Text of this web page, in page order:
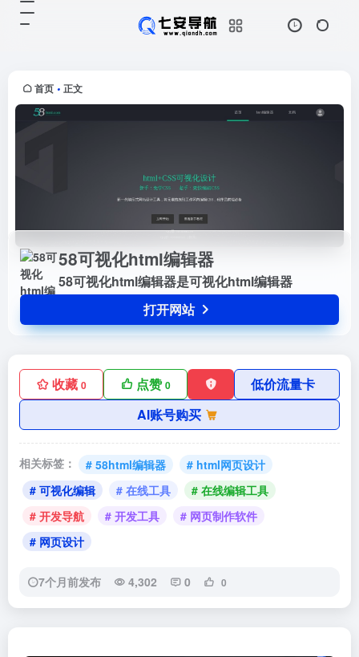
首页 • 正文
58可视化html编辑器
58可视化html编辑器是可视化html编辑器
打开网站
收藏 0 点赞0
低价流量卡
AI账号购买
相关标签： # 58html编辑器
# html网页设计
# 可视化编辑
# 在线工具
# 在线编辑工具
# 开发导航
# 开发工具
# 网页制作软件
# 网页设计
7个月前发布 4,302 0 0